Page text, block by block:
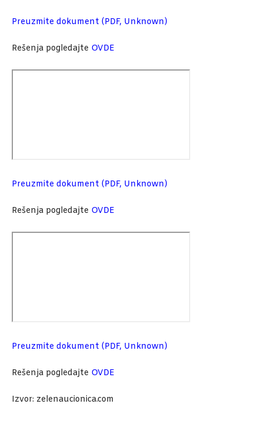
Preuzmite dokument (PDF, Unknown)
Rešenja pogledajte OVDE
Preuzmite dokument (PDF, Unknown)
Rešenja pogledajte OVDE
Preuzmite dokument (PDF, Unknown)
Rešenja pogledajte OVDE
Izvor: zelenaucionica.com